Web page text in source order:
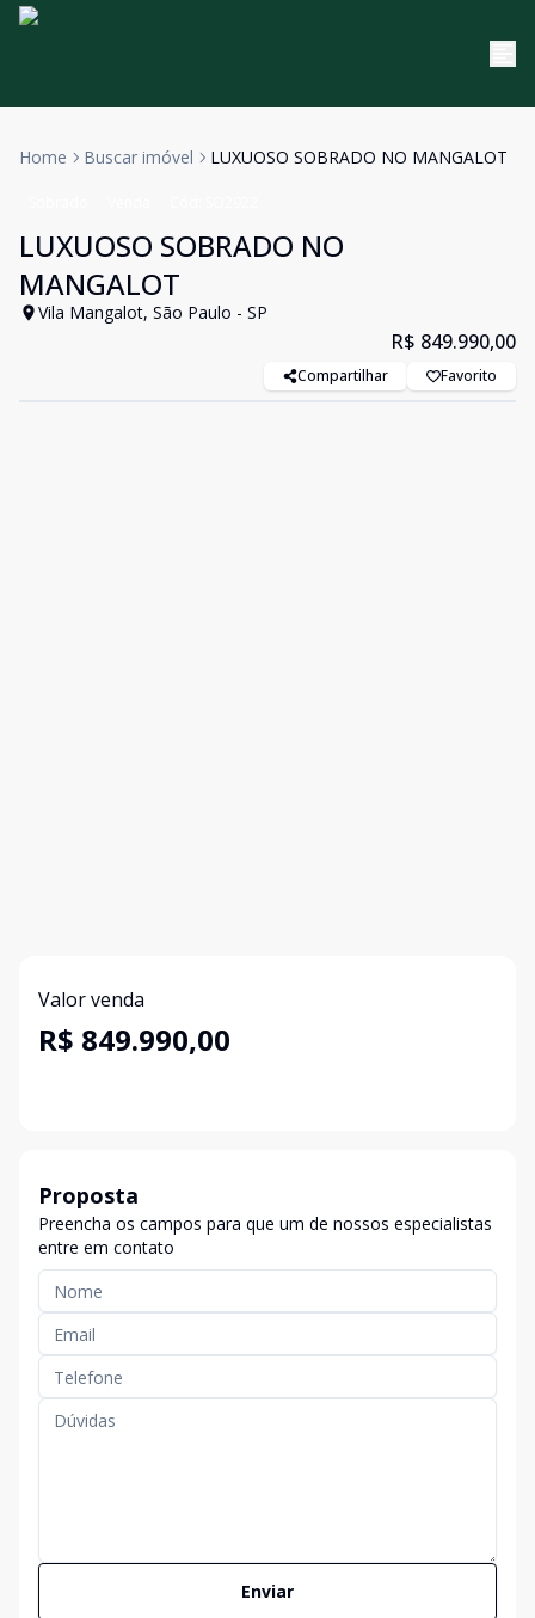
Home Buscar imóvel LUXUOSO SOBRADO NO MANGALOT
LUXUOSO SOBRADO NO
MANGALOT
Vila Mangalot, São Paulo - SP
R$ 849.990,00
Compartilhar Favorito
Valor venda
R$ 849.990,00
Proposta
Preencha os campos para que um de nossos especialistas
entre em contato
Enviar